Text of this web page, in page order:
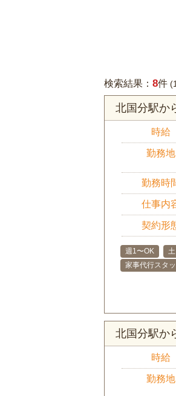
検索結果： 8件
北国分駅か
時給
勤務地
勤務時
仕事内
契約形
週1〜OK
家事代行スタ
北国分駅か
時給
勤務地